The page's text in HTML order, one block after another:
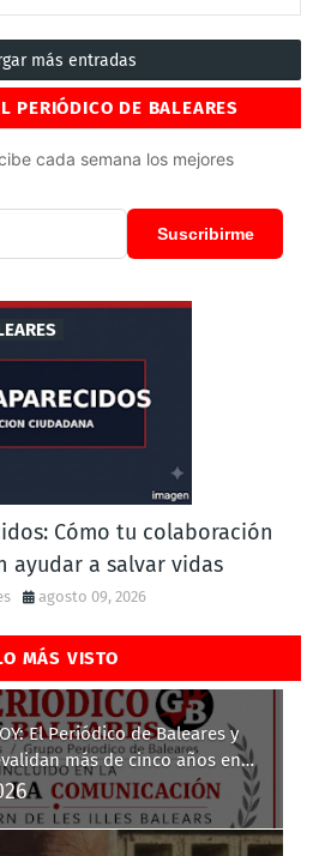
más entradas
PERIÓDICO DE BALEARES
cada semana los mejores
Suscribirme
Cómo tu colaboración
ayudar a salvar vidas
agosto 09, 2026
MÁS VISTO
El Periódico de Baleares y
más de cinco años en
del Govern de les Illes